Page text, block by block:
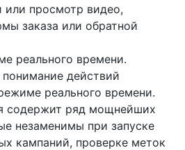
или просмотр видео,
заказа или обратной
реального времени.
действий
реального времени.
содержит ряд мощнейших
незаменимы при запуске
кампаний, проверке меток